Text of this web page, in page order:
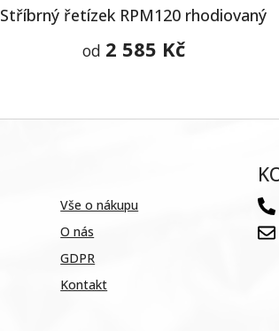
Stříbrný řetízek RPM120 rhodiovaný
od 2 585 Kč
Vše o nákupu
O nás
GDPR
Kontakt